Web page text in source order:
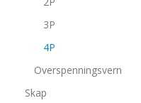
3P
4P
Overspenningsvern
Skap